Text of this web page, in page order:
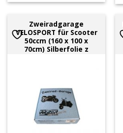
Zweiradgarage
VELOSPORT für Scooter
50ccm (160 x 100 x
70cm) Silberfolie z